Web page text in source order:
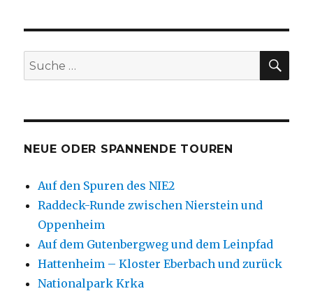
Suche
nach:
NEUE ODER SPANNENDE TOUREN
Auf den Spuren des NIE2
Raddeck-Runde zwischen Nierstein und
Oppenheim
Auf dem Gutenbergweg und dem Leinpfad
Hattenheim – Kloster Eberbach und zurück
Nationalpark Krka